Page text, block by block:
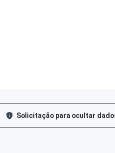
Solicitação para ocultar